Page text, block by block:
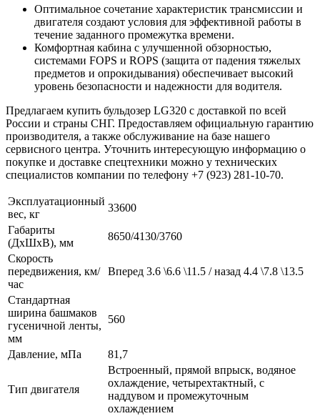
Оптимальное сочетание характеристик трансмиссии и
двигателя создают условия для эффективной работы в
течение заданного промежутка времени.
Комфортная кабина с улучшенной обзорностью,
системами FOPS и ROPS (защита от падения тяжелых
предметов и опрокидывания) обеспечивает высокий
уровень безопасности и надежности для водителя.
Предлагаем купить бульдозер LG320 с доставкой по всей
России и страны СНГ. Предоставляем официальную гарантию
производителя, а также обслуживание на базе нашего
сервисного центра. Уточнить интересующую информацию о
покупке и доставке спецтехники можно у технических
специалистов компании по телефону +7 (923) 281-10-70.
Эксплуатационный
вес, кг
33600
Габариты
(ДхШхВ), мм
8650/4130/3760
Скорость
передвижения, км/
час
Вперед 3.6 \6.6 \11.5 / назад 4.4 \7.8 \13.5
Стандартная
ширина башмаков
гусеничной ленты,
мм
560
Давление, мПа 81,7
Тип двигателя
Встроенный, прямой впрыск, водяное
охлаждение, четырехтактный, с
наддувом и промежуточным
охлаждением